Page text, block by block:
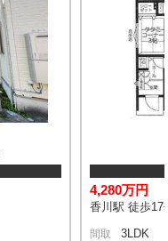
4,280万円
香川駅 徒歩17
間取 3LDK